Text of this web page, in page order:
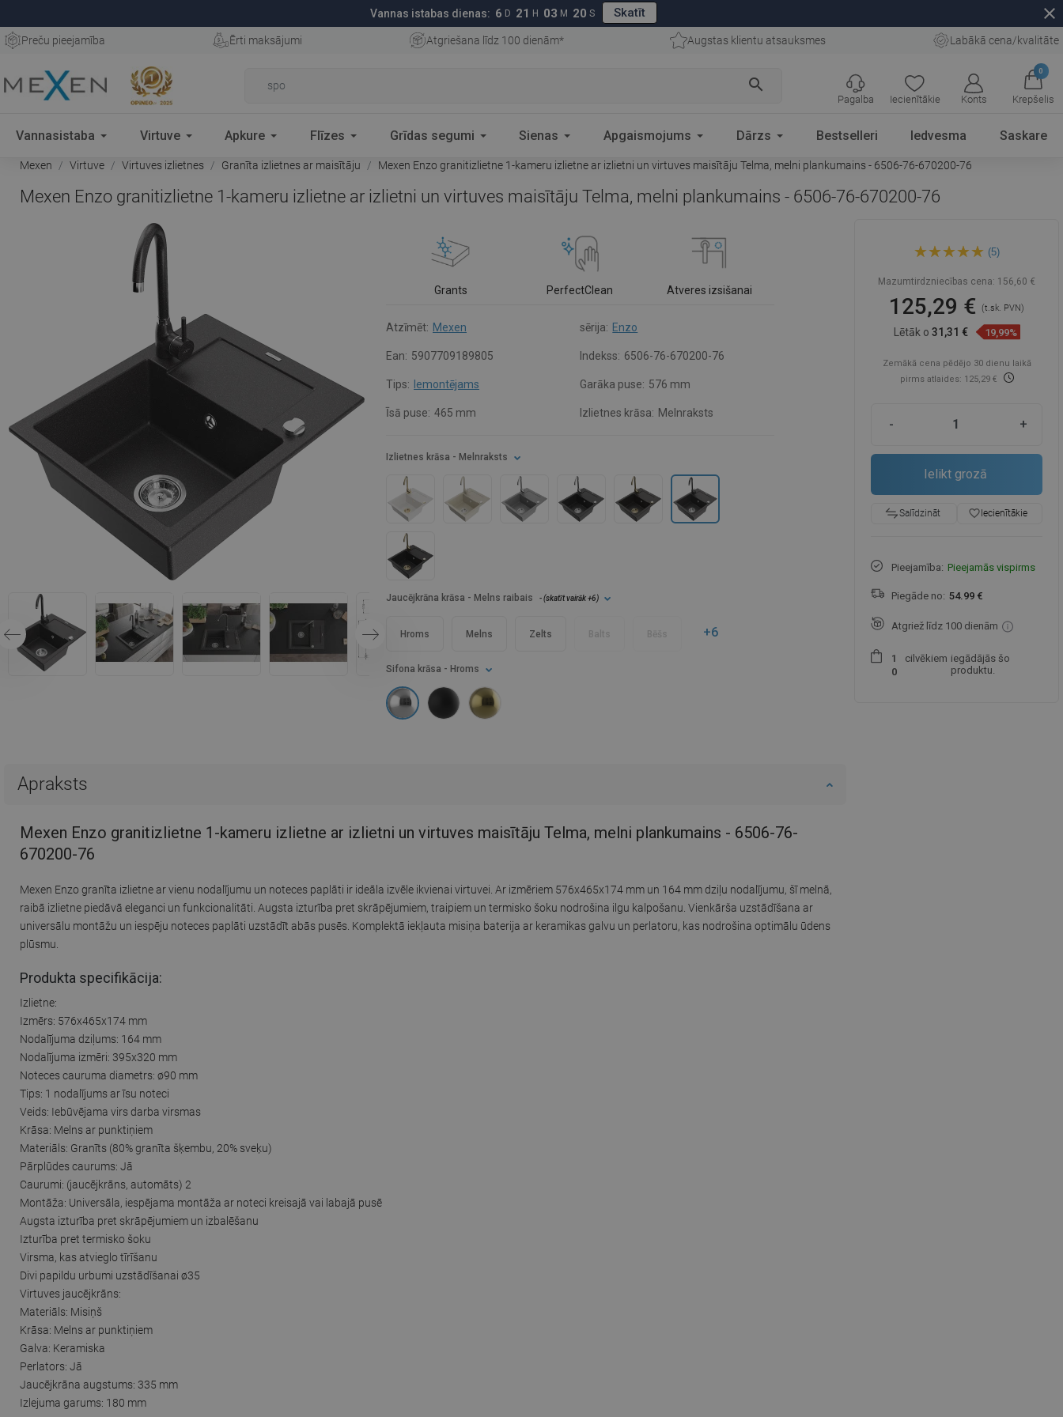
Vannas istabas dienas: 6 D 21 H 03 M 19 S Skatīt close
Preču pieejamība Ērti maksājumi Atgriešana līdz 100 dienām* Augstas klientu atsauksmes Labākā cena/kvalitāte
search
Iecienītākie Konts
0
Krepšelis
Pagalba
Vannasistaba Virtuve Apkure Flīzes Grīdas segumi Sienas Apgaismojums Dārzs Bestselleri Iedvesma Saskare
Mexen Virtuve Virtuves izlietnes Granīta izlietnes ar maisītāju Mexen Enzo granitizlietne 1-kameru izlietne ar izlietni un virtuves maisītāju Telma, melni plankumains - 6506-76-670200-76
Mexen Enzo granitizlietne 1-kameru izlietne ar izlietni un virtuves maisītāju Telma, melni plankumains - 6506-76-670200-76
Grants PerfectClean Atveres izsišanai
Atzīmēt: Mexen sērija: Enzo
Ean: 5907709189805 Indekss: 6506-76-670200-76
Tips: Iemontējams Garāka puse: 576 mm
Īsā puse: 465 mm Izlietnes krāsa: Melnraksts
Sifona krāsa - Hroms
Izlietnes krāsa - Melnraksts
Jaucējkrāna krāsa - Melns raibais - (skatīt vairāk+6)
Balts
Hroms Melns Zelts Bēšs +6
Apraksts
Mexen Enzo granitizlietne 1-kameru izlietne ar izlietni un virtuves maisītāju Telma, melni plankumains - 6506-76-
670200-76
Mexen Enzo granīta izlietne ar vienu nodalījumu un noteces paplāti ir ideāla izvēle ikvienai virtuvei. Ar izmēriem 576x465x174 mm un 164 mm dziļu nodalījumu, šī melnā,
raibā izlietne piedāvā eleganci un funkcionalitāti. Augsta izturība pret skrāpējumiem, traipiem un termisko šoku nodrošina ilgu kalpošanu. Vienkārša uzstādīšana ar
universālu montāžu un iespēju noteces paplāti uzstādīt abās pusēs. Komplektā iekļauta misiņa baterija ar keramikas galvu un perlatoru, kas nodrošina optimālu ūdens
plūsmu.
Produkta specifikācija:
Izlietne:
Izmērs: 576x465x174 mm
Nodalījuma dziļums: 164 mm
Nodalījuma izmēri: 395x320 mm
Noteces cauruma diametrs: ø90 mm
Tips: 1 nodalījums ar īsu noteci
Veids: Iebūvējama virs darba virsmas
Krāsa: Melns ar punktiņiem
Materiāls: Granīts (80% granīta šķembu, 20% sveķu)
Pārplūdes caurums: Jā
Caurumi: (jaucējkrāns, automāts) 2
Montāža: Universāla, iespējama montāža ar noteci kreisajā vai labajā pusē
Augsta izturība pret skrāpējumiem un izbalēšanu
Izturība pret termisko šoku
Virsma, kas atvieglo tīrīšanu
Divi papildu urbumi uzstādīšanai ø35
Virtuves jaucējkrāns:
Materiāls: Misiņš
Krāsa: Melns ar punktiņiem
Galva: Keramiska
Perlators: Jā
Jaucējkrāna augstums: 335 mm
Izlejuma garums: 180 mm
kameru izlietne ar izlietni un
melni plankumains - 6506-76-
670200-76
(5)
Mazumtirdzniecības cena: 156,60 €
125,29 €(t.sk. PVN)
Lētāk o31,31 € 19,99%
Zemākā cena pēdējo 30 dienu laikā
pirms atlaides: 125,29 €
- +
Ielikt grozā
Salīdzināt favorite_borderIecienītākie
Pieejamība: Pieejamās vispirms
Piegāde no: 54.99 €
Atgriež līdz 100 dienām
1
0
cilvēkiem iegādājās šo
produktu.